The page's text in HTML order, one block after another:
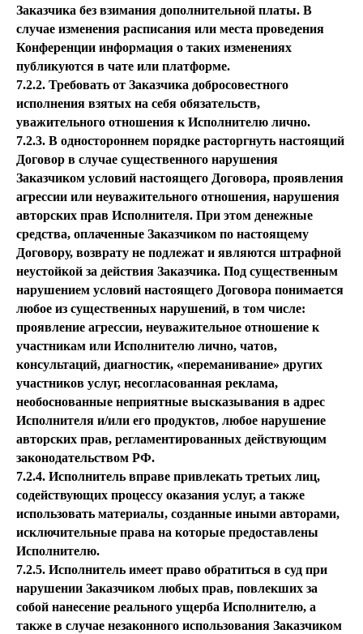
Заказчика без взимания дополнительной платы. В
случае изменения расписания или места проведения
Конференции информация о таких изменениях
публикуются в чате или платформе.
7.2.2. Требовать от Заказчика добросовестного
исполнения взятых на себя обязательств,
уважительного отношения к Исполнителю лично.
7.2.3. В одностороннем порядке расторгнуть настоящий
Договор в случае существенного нарушения
Заказчиком условий настоящего Договора, проявления
агрессии или неуважительного отношения, нарушения
авторских прав Исполнителя. При этом денежные
средства, оплаченные Заказчиком по настоящему
Договору, возврату не подлежат и являются штрафной
неустойкой за действия Заказчика. Под существенным
нарушением условий настоящего Договора понимается
любое из существенных нарушений, в том числе:
проявление агрессии, неуважительное отношение к
участникам или Исполнителю лично, чатов,
консультаций, диагностик, «переманивание» других
участников услуг, несогласованная реклама,
необоснованные неприятные высказывания в адрес
Исполнителя и/или его продуктов, любое нарушение
авторских прав, регламентированных действующим
законодательством РФ.
7.2.4. Исполнитель вправе привлекать третьих лиц,
содействующих процессу оказания услуг, а также
использовать материалы, созданные иными авторами,
исключительные права на которые предоставлены
Исполнителю.
7.2.5. Исполнитель имеет право обратиться в суд при
нарушении Заказчиком любых прав, повлекших за
собой нанесение реального ущерба Исполнителю, а
также в случае незаконного использования Заказчиком